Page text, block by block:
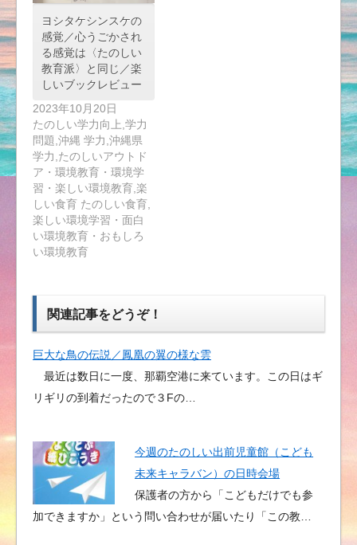
ヨシタケシンスケの
感覚／心うごかされ
る感覚は〈たのしい
教育派〉と同じ／楽
しいブックレビュー
2023年10月20日
たのしい学力向上,学力
問題,沖縄 学力,沖縄県
学力,たのしいアウトド
ア・環境教育・環境学
習・楽しい環境教育,楽
しい食育 たのしい食育,
楽しい環境学習・面白
い環境教育・おもしろ
い環境教育
関連記事をどうぞ！
巨大な鳥の伝説／鳳凰の翼の様な雲
最近は数日に一度、那覇空港に来ています。この日はギ
リギリの到着だったので３Fの…
今週のたのしい出前児童館（こども
未来キャラバン）の日時会場
保護者の方から「こどもだけでも参
加できますか」という問い合わせが届いたり「この教…